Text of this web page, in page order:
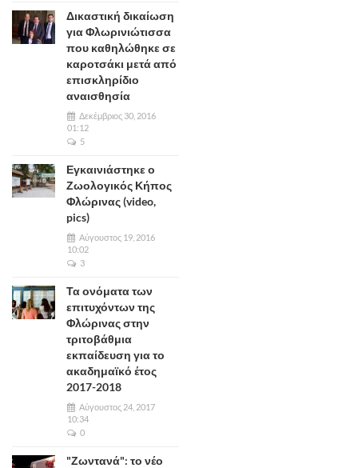
Δικαστική δικαίωση
για Φλωρινιώτισσα
που καθηλώθηκε σε
καροτσάκι μετά από
επισκληρίδιο
αναισθησία
Δεκέμβριος 30, 2016
01:12
5
Εγκαινιάστηκε ο
Ζωολογικός Κήπος
Φλώρινας (video,
pics)
Αύγουστος 19, 2016
10:02
3
Τα ονόματα των
επιτυχόντων της
Φλώρινας στην
τριτοβάθμια
εκπαίδευση για το
ακαδημαϊκό έτος
2017-2018
Αύγουστος 24, 2017
10:34
0
"Ζωντανά": το νέο